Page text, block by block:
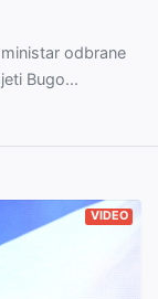
odbrane
Bugo...
VIDEO